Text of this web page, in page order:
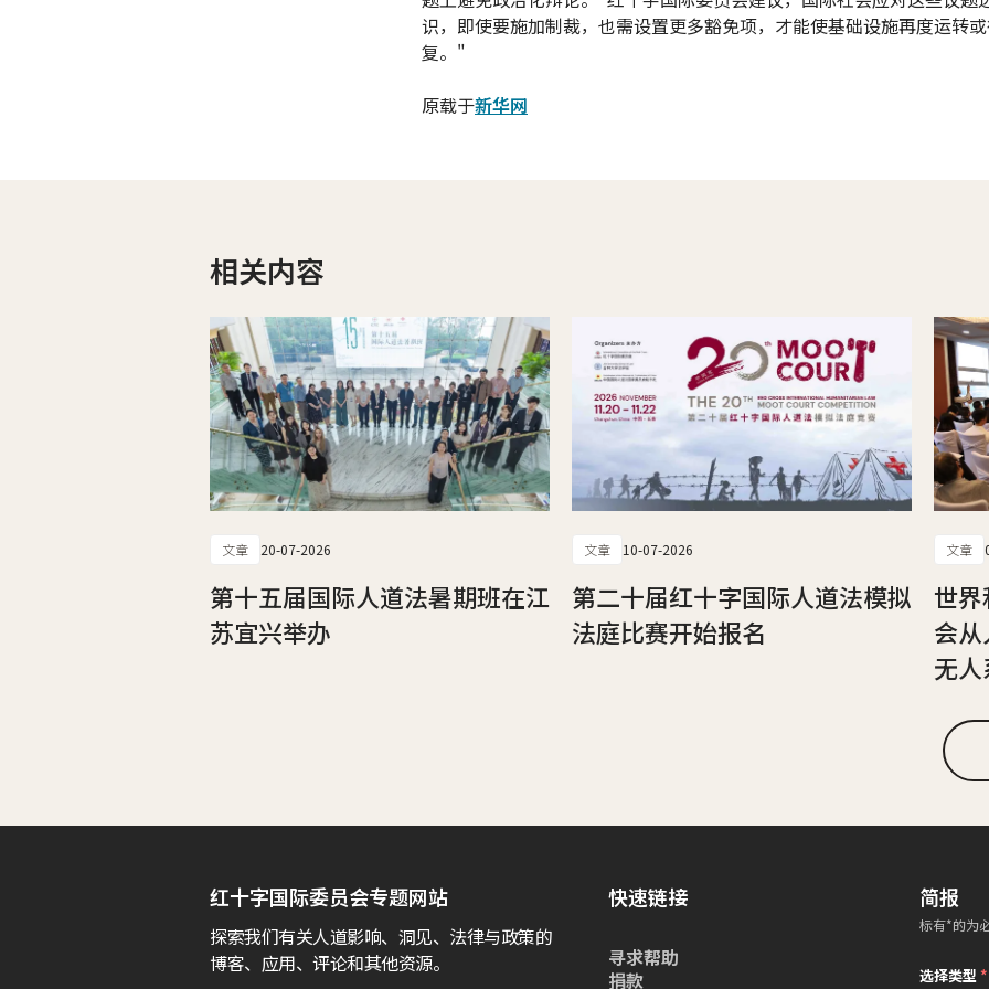
识，即使要施加制裁，也需设置更多豁免项，才能使基础设施再度运转
复。"
原载于新华网
相关内容
文章 20-07-2026
第十五届国际人道法暑期班在江
苏宜兴举办
文章 10-07-2026
第二十届红十字国际人道法模拟
法庭比赛开始报名
文章
世
会
无
红十字国际委员会专题网站
探索我们有关人道影响、洞见、法律与政策的
博客、应用、评论和其他资源。
快速链接
寻求帮助
捐款
简报
标有*的为
选择类型*